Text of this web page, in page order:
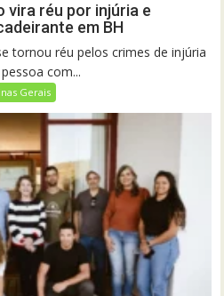
réu por injúria e
em BH
tornou réu pelos crimes de injúria
com...
Gerais